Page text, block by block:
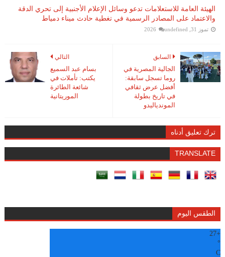
الهيئة العامة للاستعلامات تدعو وسائل الإعلام الأجنبية إلى تحري الدقة
والاعتماد على المصادر الرسمية في تغطية حادث ميناء دمياط
تموز 31, 2026 undefined
التالي
بسام عبد السميع
يكتب: تأملات في
شائعة الطائرة
الموريتانية
السابق
الجالية المصرية في
روما تسجل سابقة:
أفضل عرض ثقافي
في تاريخ بطولة
الموندياليدو
ترك تعليق أدناه
TRANSLATE
الطقس اليوم
+
27
°
C